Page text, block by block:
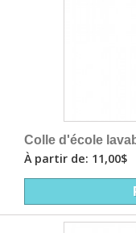
Colle d'école
À partir de: 11,00$